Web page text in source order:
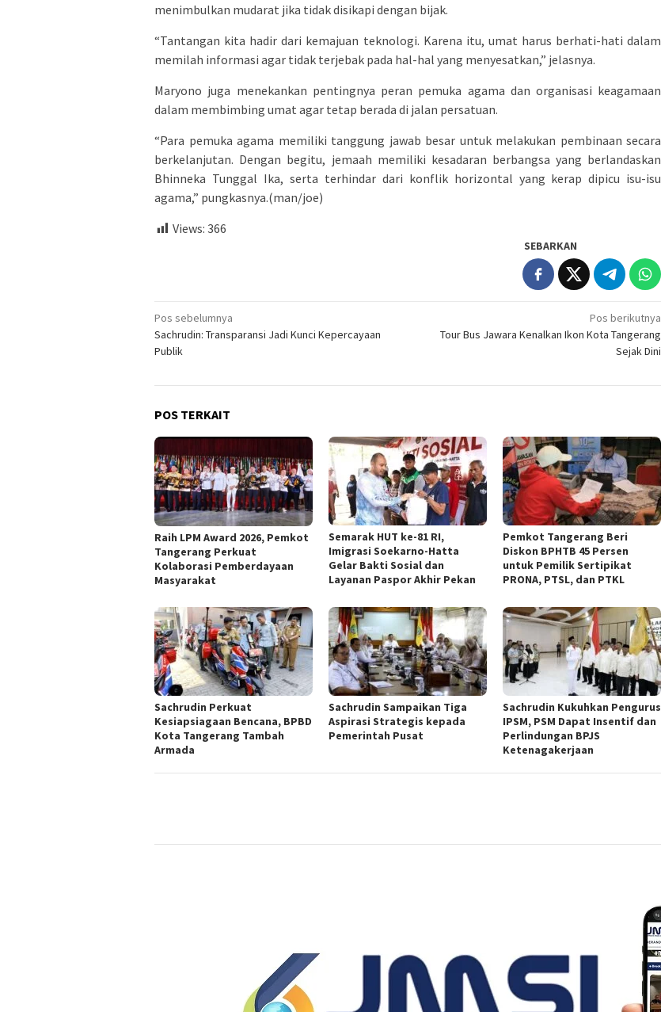
menimbulkan mudarat jika tidak disikapi dengan bijak.
“Tantangan kita hadir dari kemajuan teknologi. Karena itu, umat harus berhati-hati dalam
memilah informasi agar tidak terjebak pada hal-hal yang menyesatkan,” jelasnya.
Maryono juga menekankan pentingnya peran pemuka agama dan organisasi keagamaan
dalam membimbing umat agar tetap berada di jalan persatuan.
“Para pemuka agama memiliki tanggung jawab besar untuk melakukan pembinaan secara
berkelanjutan. Dengan begitu, jemaah memiliki kesadaran berbangsa yang berlandaskan
Bhinneka Tunggal Ika, serta terhindar dari konflik horizontal yang kerap dipicu isu-isu
agama,” pungkasnya.(man/joe)
Views: 366
SEBARKAN
Navigasi
pos
Pos sebelumnya
Sachrudin: Transparansi Jadi Kunci Kepercayaan
Publik
Pos berikutnya
Tour Bus Jawara Kenalkan Ikon Kota Tangerang
Sejak Dini
POS TERKAIT
Raih LPM Award 2026, Pemkot
Tangerang Perkuat
Kolaborasi Pemberdayaan
Masyarakat
Semarak HUT ke-81 RI,
Imigrasi Soekarno-Hatta
Gelar Bakti Sosial dan
Layanan Paspor Akhir Pekan
Pemkot Tangerang Beri
Diskon BPHTB 45 Persen
untuk Pemilik Sertipikat
PRONA, PTSL, dan PTKL
Sachrudin Perkuat
Kesiapsiagaan Bencana, BPBD
Kota Tangerang Tambah
Armada
Sachrudin Sampaikan Tiga
Aspirasi Strategis kepada
Pemerintah Pusat
Sachrudin Kukuhkan Pengurus
IPSM, PSM Dapat Insentif dan
Perlindungan BPJS
Ketenagakerjaan